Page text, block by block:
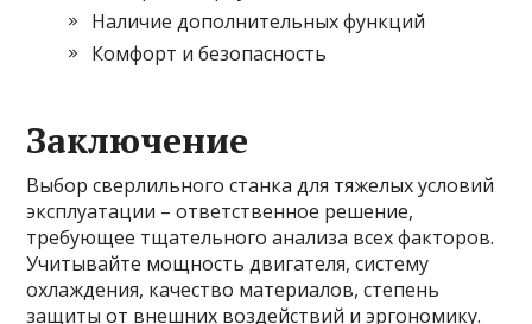
Наличие дополнительных функций
Комфорт и безопасность
Заключение
Выбор сверлильного станка для тяжелых условий
эксплуатации – ответственное решение,
требующее тщательного анализа всех факторов.
Учитывайте мощность двигателя, систему
охлаждения, качество материалов, степень
защиты от внешних воздействий и эргономику.